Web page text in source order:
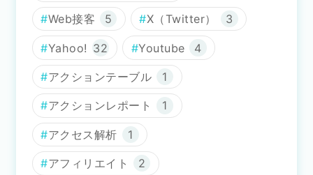
Web接客 5 X（Twitter） 3
Yahoo! 32 Youtube 4
アクションテーブル 1
アクションレポート 1
アクセス解析 1
アフィリエイト 2